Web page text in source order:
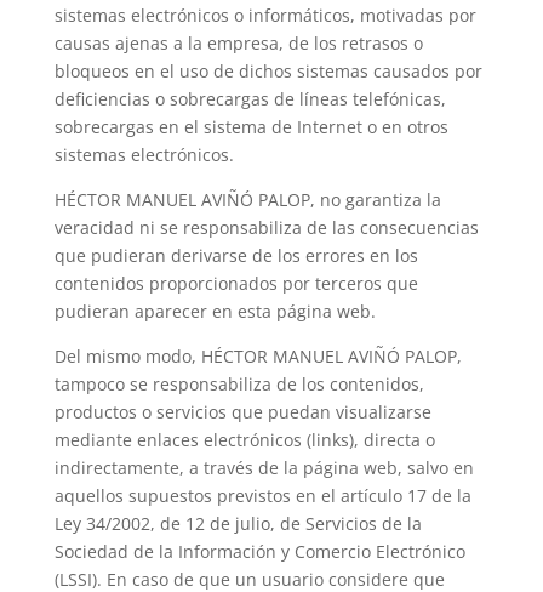
sistemas electrónicos o informáticos, motivadas por
causas ajenas a la empresa, de los retrasos o
bloqueos en el uso de dichos sistemas causados por
deficiencias o sobrecargas de líneas telefónicas,
sobrecargas en el sistema de Internet o en otros
sistemas electrónicos.
HÉCTOR MANUEL AVIÑÓ PALOP, no garantiza la
veracidad ni se responsabiliza de las consecuencias
que pudieran derivarse de los errores en los
contenidos proporcionados por terceros que
pudieran aparecer en esta página web.
Del mismo modo, HÉCTOR MANUEL AVIÑÓ PALOP,
tampoco se responsabiliza de los contenidos,
productos o servicios que puedan visualizarse
mediante enlaces electrónicos (links), directa o
indirectamente, a través de la página web, salvo en
aquellos supuestos previstos en el artículo 17 de la
Ley 34/2002, de 12 de julio, de Servicios de la
Sociedad de la Información y Comercio Electrónico
(LSSI). En caso de que un usuario considere que